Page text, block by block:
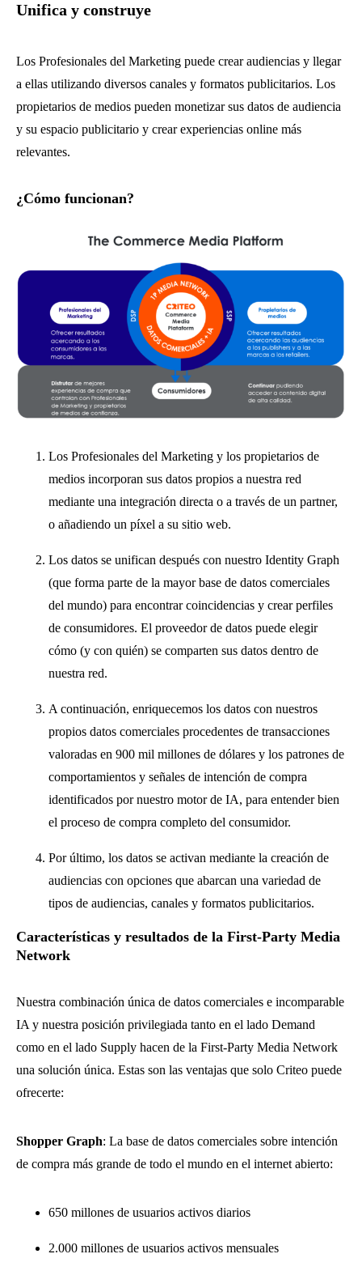
Unifica y construye
Los Profesionales del Marketing puede crear audiencias y llegar
a ellas utilizando diversos canales y formatos publicitarios. Los
propietarios de medios pueden monetizar sus datos de audiencia
y su espacio publicitario y crear experiencias online más
relevantes.
¿Cómo funcionan?
Los Profesionales del Marketing y los propietarios de
medios incorporan sus datos propios a nuestra red
mediante una integración directa o a través de un partner,
o añadiendo un píxel a su sitio web.
Los datos se unifican después con nuestro Identity Graph
(que forma parte de la mayor base de datos comerciales
del mundo) para encontrar coincidencias y crear perfiles
de consumidores. El proveedor de datos puede elegir
cómo (y con quién) se comparten sus datos dentro de
nuestra red.
A continuación, enriquecemos los datos con nuestros
propios datos comerciales procedentes de transacciones
valoradas en 900 mil millones de dólares y los patrones de
comportamientos y señales de intención de compra
identificados por nuestro motor de IA, para entender bien
el proceso de compra completo del consumidor.
Por último, los datos se activan mediante la creación de
audiencias con opciones que abarcan una variedad de
tipos de audiencias, canales y formatos publicitarios.
Características y resultados de la First-Party Media
Network
Nuestra combinación única de datos comerciales e incomparable
IA y nuestra posición privilegiada tanto en el lado Demand
como en el lado Supply hacen de la First-Party Media Network
una solución única. Estas son las ventajas que solo Criteo puede
ofrecerte:
Shopper Graph: La base de datos comerciales sobre intención
de compra más grande de todo el mundo en el internet abierto:
650 millones de usuarios activos diarios
2.000 millones de usuarios activos mensuales